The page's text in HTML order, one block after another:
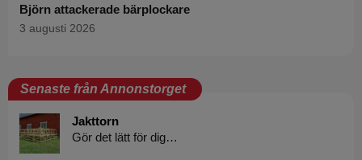
Björn attackerade bärplockare
3 augusti 2026
Senaste från Annonstorget
Jakttorn
Gör det lätt för dig…